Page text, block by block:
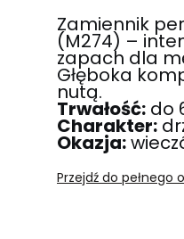
Zamiennik
(M274) –
zapach dla
Głęboka
nutą.
Trwałość: do
Charakter:
Okazja:
Przejdź do pełnego